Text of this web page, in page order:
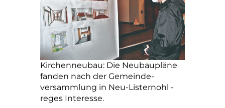
Kirchenneubau: Die Neubaupläne
fanden nach der Gemeinde­
versammlung in Neu-­Listernohl ­
reges ­Interesse.